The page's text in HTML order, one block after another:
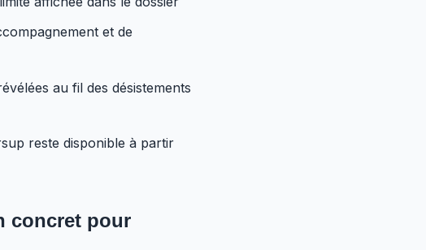
et de
au fil des désistements
reste disponible à partir
concret pour